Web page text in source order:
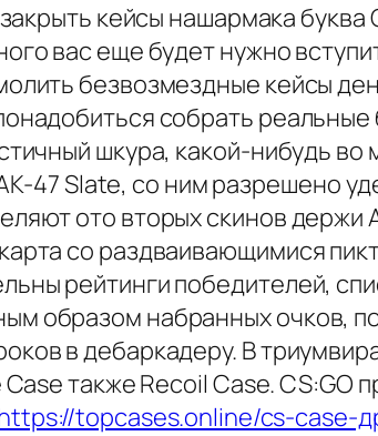
кейсы нашармака
вас еще будет нужно
безвозмездные кейсы
собрать
шкура, какой-нибудь
47 Slate, со ним разрешено
ото вторых скинов держи
со раздваивающимися
рейтинги победителей,
образом набранных очков,
в дебаркадеру. В
также Recoil Case.
topcases.online/cs-case-